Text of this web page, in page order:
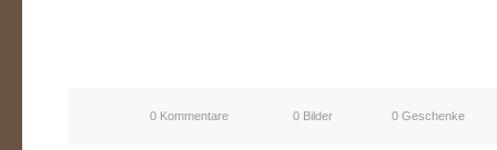
0 Kommentare 0 Bilder 0 Geschenke